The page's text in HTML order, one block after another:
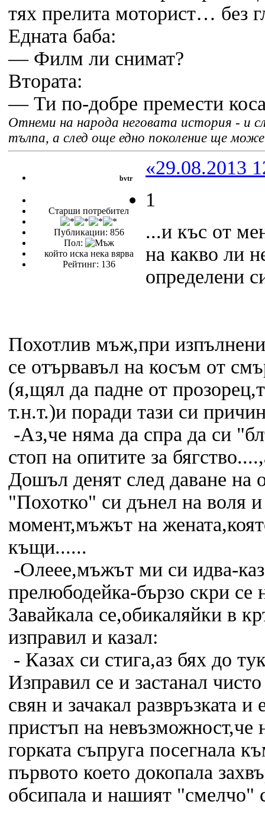
тях прелита моторист… без
Едната баба:
— Филм ли снимат?
Втората:
— Ти по-добре премести
Отнеми на народа неговата история - и
тълпа, а след още едно поколение ще
bvtr
Старши потребител
Публикации: 856
Пол:
който иска нека вярва
Рейтинг: 136
«29.08.2013
1
...и къс от
на какво ли
определени
Похотлив мъж,при
се отървавъл на косъм от
(я,щял да падне от
т.н.т.)и поради тази си
-Аз,че няма да спра да си
стоп на опитите за
Дошъл денят след даване на
"Похотко" си дънел на воля
момент,мъжът на
къщи......
-Олеее,мъжът ми си идва-
прелюбодейка-бързо скри се
Завайкала се,обикаляйки в
изправил и казал:
- Казах си стига,аз бях до
Изправил се и застанал
свян и зачакал развръзката
пристъп на
горката съпруга посегнала
първото което докопала
обсипала и нашият "смелчо"